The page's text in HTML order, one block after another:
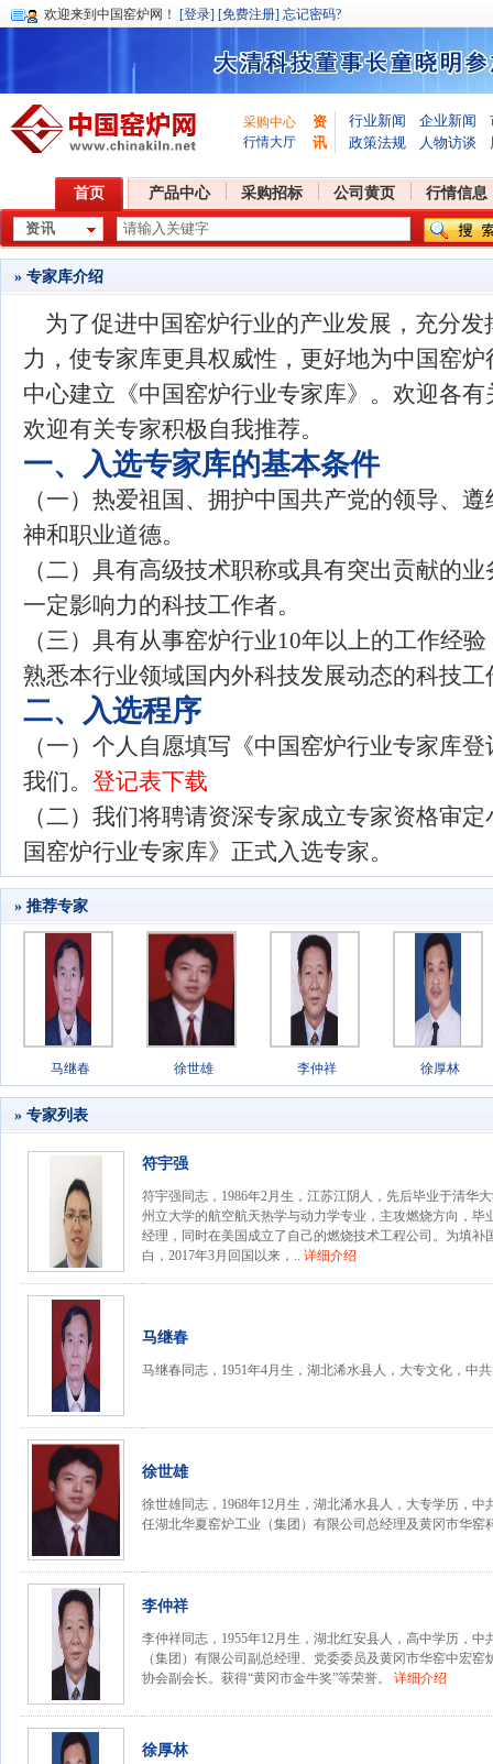
欢迎来到中国窑炉网！ [登录] [免费注册] 忘记密码?
采购中心
行情大厅
资
讯
行业新闻 企业新闻
政策法规
人物访谈
首页 产品中心 采购招标 公司黄页 行情信息
» 专家库介绍
为了促进中国窑炉行业的产业发展，充分
力，使专家库更具权威性，更好地为中国窑
中心建立《中国窑炉行业专家库》。欢迎各
欢迎有关专家积极自我推荐。
一、入选专家库的基本条件
（一）热爱祖国、拥护中国共产党的领导、
神和职业道德。
（二）具有高级技术职称或具有突出贡献的
一定影响力的科技工作者。
（三）具有从事窑炉行业10年以上的工作经
熟悉本行业领域国内外科技发展动态的科技工
二、入选程序
（一）个人自愿填写《中国窑炉行业专家库
我们。 登记表下载
（二）我们将聘请资深专家成立专家资格审
国窑炉行业专家库》正式入选专家。
» 推荐专家
马继春 徐世雄 李仲祥 徐厚林
» 专家列表
符宇强
符宇强同志，1986年2月生，江苏江阴人，先后毕业于清华
州立大学的航空航天热学与动力学专业，主攻燃烧方向，
经理，同时在美国成立了自己的燃烧技术工程公司。为填
白，2017年3月回国以来，.. 详细介绍
马继春
马继春同志，1951年4月生，湖北浠水县人，大专文化，中
徐世雄
徐世雄同志，1968年12月生，湖北浠水县人，大专学历，
任湖北华夏窑炉工业（集团）有限公司总经理及黄冈市华
李仲祥
李仲祥同志，1955年12月生，湖北红安县人，高中学历，
（集团）有限公司副总经理、党委委员及黄冈市华窑中宏
协会副会长。获得“黄冈市金牛奖”等荣誉。 详细介绍
徐厚林